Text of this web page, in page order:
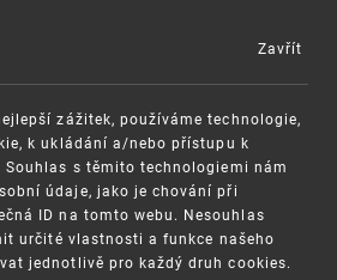
MENU
zážitek, používáme technologie,
k ukládání a/nebo přístupu k
s těmito technologiemi nám
údaje, jako je chování při
ID na tomto webu. Nesouhlas
určité vlastnosti a funkce našeho
jednotlivě pro každý druh cookies.
Zavřít